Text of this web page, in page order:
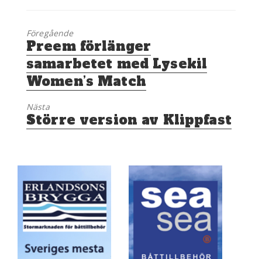
Föregående
Föregående
inlägg:
Preem förlänger
samarbetet med Lysekil
Women’s Match
Nästa
Nästa
inlägg:
Större version av Klippfast